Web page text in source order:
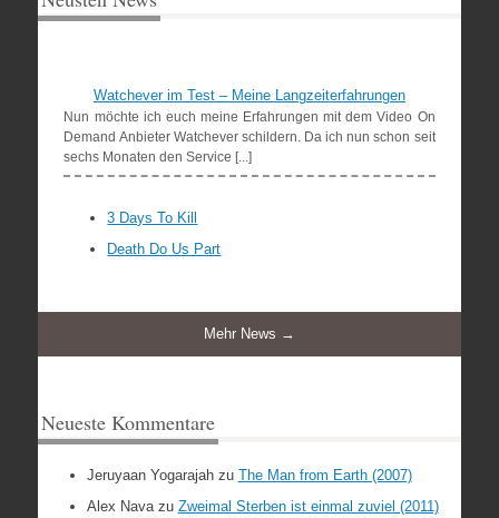
Watchever im Test – Meine Langzeiterfahrungen
Nun möchte ich euch meine Erfahrungen mit dem Video On
Demand Anbieter Watchever schildern. Da ich nun schon seit
sechs Monaten den Service [...]
3 Days To Kill
Death Do Us Part
Mehr News →
Neueste Kommentare
Jeruyaan Yogarajahzu The Man from Earth (2007)
Alex Navazu Zweimal Sterben ist einmal zuviel (2011)